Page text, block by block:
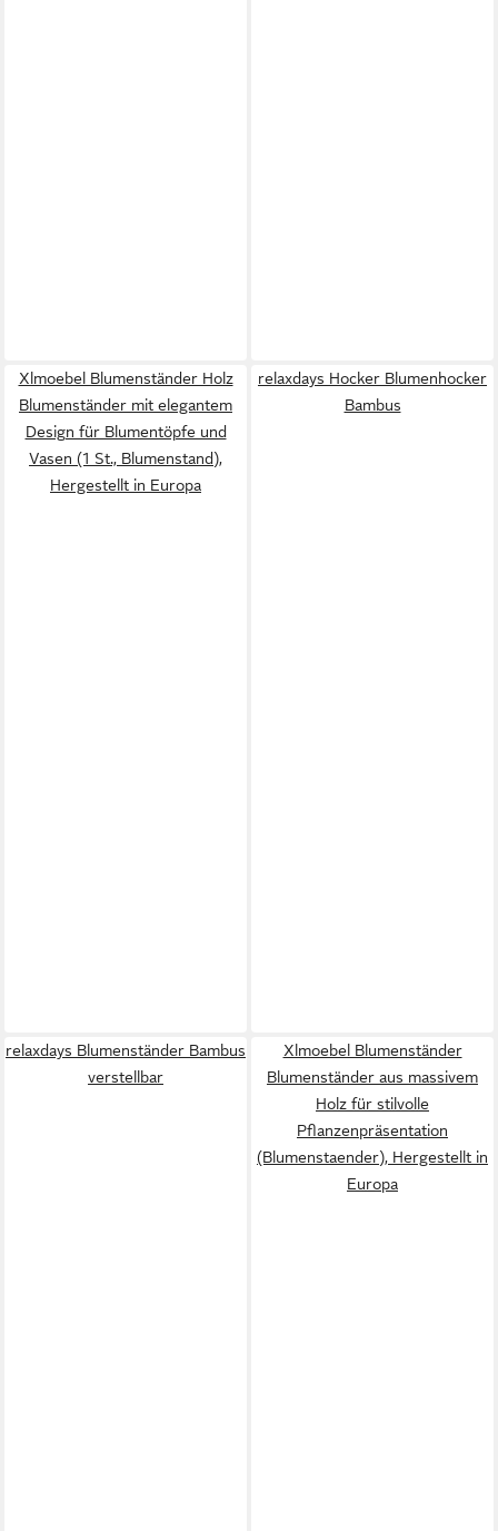
Xlmoebel Blumenständer Holz
Blumenständer mit elegantem
Design für Blumentöpfe und
Vasen (1 St., Blumenstand),
Hergestellt in Europa
relaxdays Hocker Blumenhocker
Bambus
relaxdays Blumenständer Bambus
verstellbar
Xlmoebel Blumenständer
Blumenständer aus massivem
Holz für stilvolle
Pflanzenpräsentation
(Blumenstaender), Hergestellt in
Europa